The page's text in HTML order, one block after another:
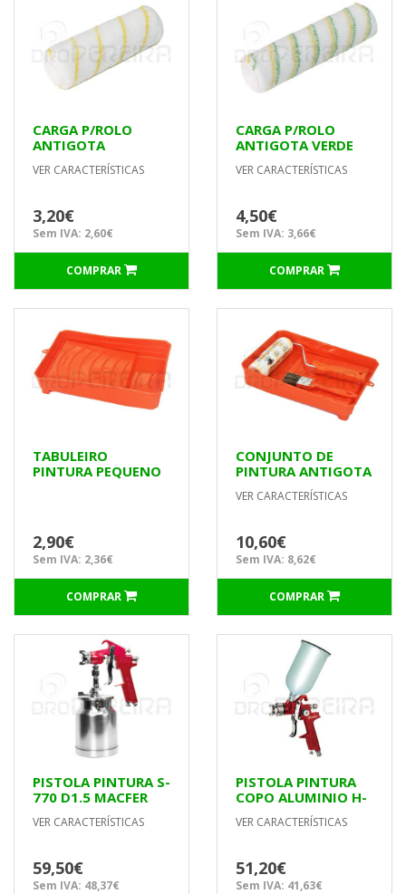
CARGA P/ROLO
ANTIGOTA
P/TECTOS E
VER CARACTERÍSTICAS
3,20€
Sem IVA: 2,60€
COMPRAR
CARGA P/ROLO
ANTIGOTA VERDE
P/TECTOS
VER CARACTERÍSTICAS
4,50€
Sem IVA: 3,66€
COMPRAR
TABULEIRO
PINTURA PEQUENO
2,90€
Sem IVA: 2,36€
COMPRAR
CONJUNTO DE
PINTURA ANTIGOTA
180mm UNIVERSAL
VER CARACTERÍSTICAS
10,60€
Sem IVA: 8,62€
COMPRAR
PISTOLA PINTURA S-
770 D1.5 MACFER
VER CARACTERÍSTICAS
59,50€
Sem IVA: 48,37€
PISTOLA PINTURA
COPO ALUMINIO H-
827 D1.4 MACFER
VER CARACTERÍSTICAS
51,20€
Sem IVA: 41,63€